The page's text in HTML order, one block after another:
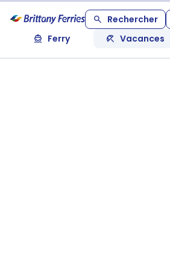
Rechercher
Ferry
Vacances